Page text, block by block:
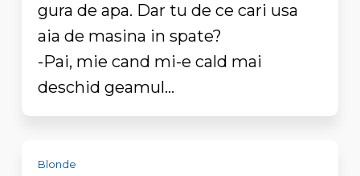
gura de apa. Dar tu de ce cari usa
aia de masina in spate?
-Pai, mie cand mi-e cald mai
deschid geamul...
Blonde